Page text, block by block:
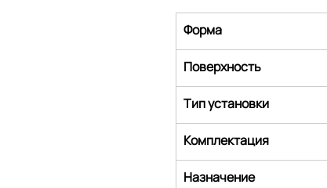
Форма
Поверхность
Тип установки
Комплектация
Назначение